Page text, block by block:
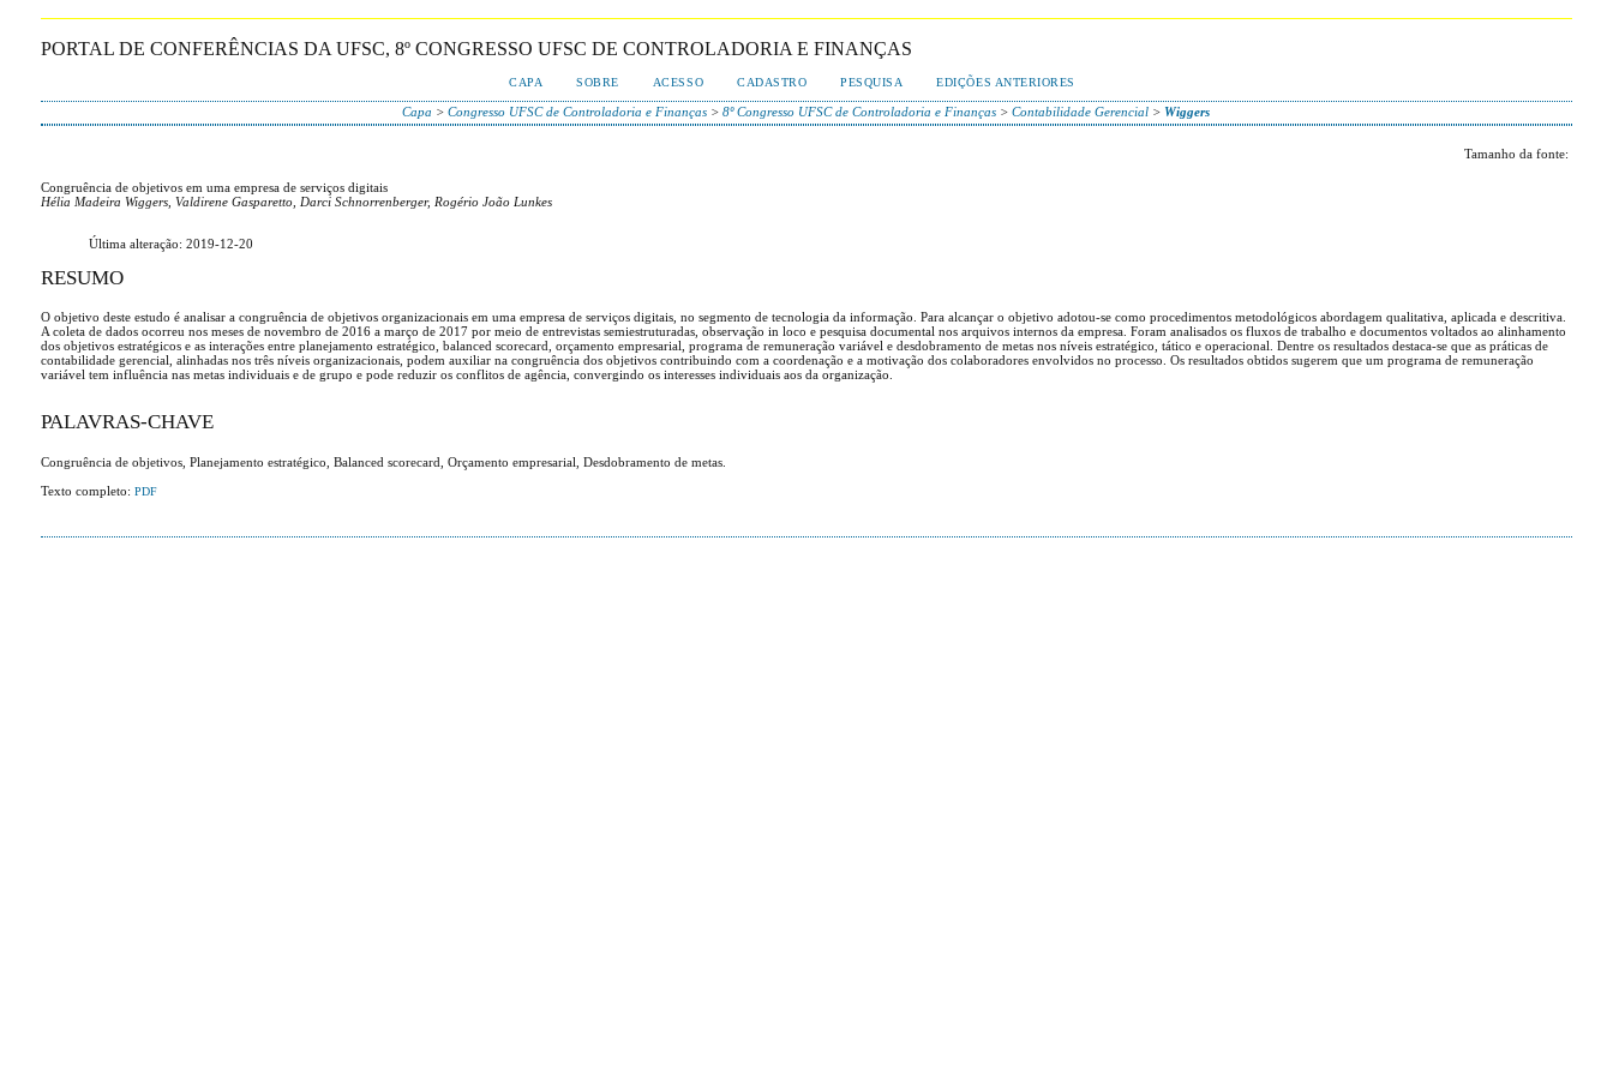
PORTAL DE CONFERÊNCIAS DA UFSC, 8º CONGRESSO UFSC DE CONTROLADORIA E FINANÇAS
CAPA SOBRE ACESSO CADASTRO PESQUISA EDIÇÕES ANTERIORES
Capa >Congresso UFSC de Controladoria e Finanças >8º Congresso UFSC de Controladoria e Finanças >Contabilidade Gerencial > Wiggers
Tamanho da fonte:
Congruência de objetivos em uma empresa de serviços digitais
Hélia Madeira Wiggers, Valdirene Gasparetto, Darci Schnorrenberger, Rogério João Lunkes
Última alteração: 2019-12-20
RESUMO
O objetivo deste estudo é analisar a congruência de objetivos organizacionais em uma empresa de serviços digitais, no segmento de tecnologia da informação. Para alcançar o objetivo adotou-se como procedimentos metodológicos abordagem qualitativa, aplicada e descritiva.
A coleta de dados ocorreu nos meses de novembro de 2016 a março de 2017 por meio de entrevistas semiestruturadas, observação in loco e pesquisa documental nos arquivos internos da empresa. Foram analisados os fluxos de trabalho e documentos voltados ao alinhamento
dos objetivos estratégicos e as interações entre planejamento estratégico, balanced scorecard, orçamento empresarial, programa de remuneração variável e desdobramento de metas nos níveis estratégico, tático e operacional. Dentre os resultados destaca-se que as práticas de
contabilidade gerencial, alinhadas nos três níveis organizacionais, podem auxiliar na congruência dos objetivos contribuindo com a coordenação e a motivação dos colaboradores envolvidos no processo. Os resultados obtidos sugerem que um programa de remuneração
variável tem influência nas metas individuais e de grupo e pode reduzir os conflitos de agência, convergindo os interesses individuais aos da organização.
PALAVRAS-CHAVE
Congruência de objetivos, Planejamento estratégico, Balanced scorecard, Orçamento empresarial, Desdobramento de metas.
Texto completo: PDF